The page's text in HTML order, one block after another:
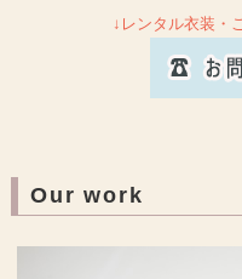
↓レンタル衣装・
Our work